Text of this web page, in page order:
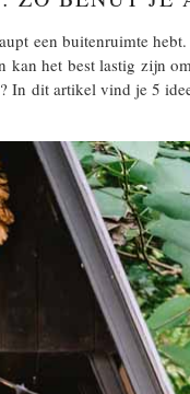
een buitenruimte
kan het best lastig zijn
In dit artikel vind je 5